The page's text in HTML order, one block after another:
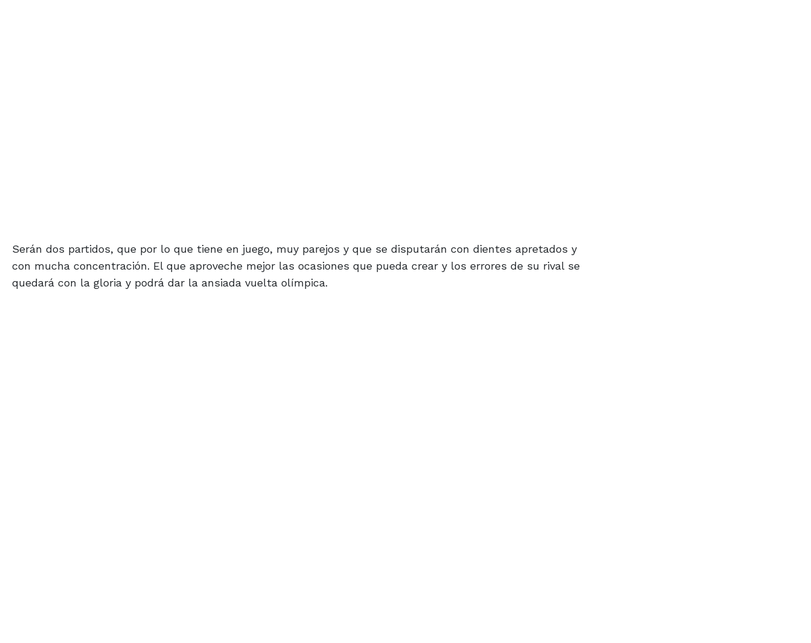
con mucha concentración. El que aproveche mejor las ocasiones que pueda crear y los errores de su rival se
quedará con la gloria y podrá dar la ansiada vuelta olímpica.